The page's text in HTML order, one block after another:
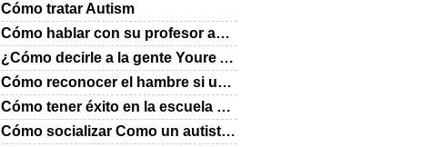
Cómo tratar Autism
Cómo hablar con su profesor acerca de su autismo
¿Cómo decirle a la gente Youre Autistic
Cómo reconocer el hambre si usted es autista
Cómo tener éxito en la escuela si usted es autista
Cómo socializar Como un autista Teen